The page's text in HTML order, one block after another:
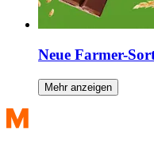
Neue Farmer-
Mehr anzeigen